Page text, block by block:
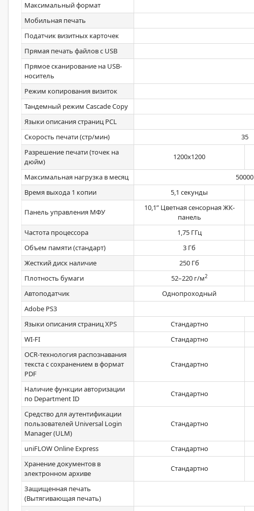
Максимальный формат
Мобильная печать
Податчик визитных карточек
Прямая печать файлов с USB
Прямое сканирование на USB-
носитель
Режим копирования визиток
Тандемный режим Cascade Copy
Языки описания страниц PCL
Скорость печати (стр/мин)
35
Разрешение печати (точек на
дюйм)
1200x1200
Максимальная нагрузка в месяц 50000
Время выхода 1 копии
5,1 секунды
Панель управления МФУ
10,1” Цветная сенсорная ЖК-
панель
Частота процессора
1,75 ГГц
Объем памяти (стандарт)
3 Гб
Жесткий диск наличие
250 Гб
Плотность бумаги
52–220 г/м2
Автоподатчик Однопроходный
Adobe PS3
Языки описания страниц XPS
Стандартно
WI-FI
Стандартно
OCR-технология распознавания
текста с сохранением в формат
PDF
Стандартно
Наличие функции авторизации
по Department ID
Стандартно
Средство для аутентификации
пользователей Universal Login
Manager (ULM)
Стандартно
uniFLOW Online Express Стандартно
Хранение документов в
электронном архиве
Стандартно
Защищенная печать
(Вытягивающая печать)